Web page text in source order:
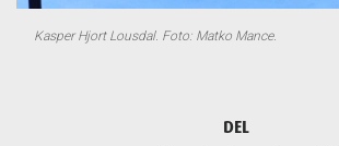
Kasper Hjort Lousdal. Foto: Matko Mance.
DEL